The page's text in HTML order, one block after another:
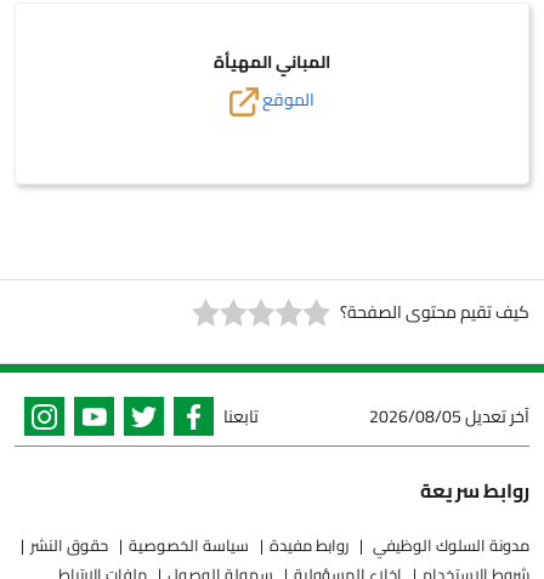
المباني المهيأة
الموقع
كيف تقيم محتوى الصفحة؟
آخر تعديل2026/08/05 تابعنا
روابط سريعة
مدونة السلوك الوظيفي روابط مفيدة سياسة الخصوصية
حقوق النشر